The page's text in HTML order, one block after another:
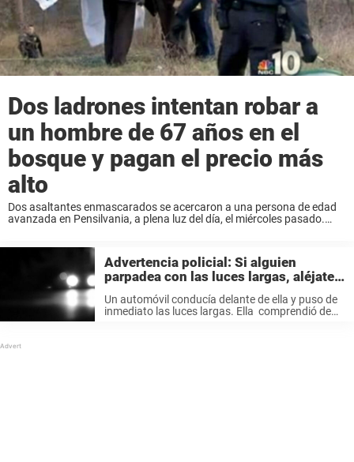
Dos ladrones intentan robar a
un hombre de 67 años en el
bosque y pagan el precio más
alto
Dos asaltantes enmascarados se acercaron a una persona de edad
avanzada en Pensilvania, a plena luz del día, el miércoles pasado.
Advertencia policial: Si alguien
parpadea con las luces largas, aléjate
del lugar
Un automóvil conducía delante de ella y puso de
inmediato las luces largas. Ella comprendió de